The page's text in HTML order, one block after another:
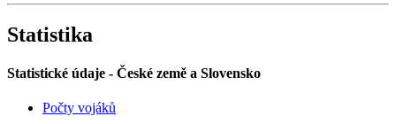
Statistika
Statistické údaje - České země a Slovensko
Počty vojáků